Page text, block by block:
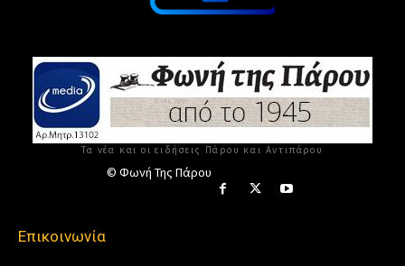
Τα νέα και οι ειδήσεις Πάρου και Αντιπάρου
© Φωνή Της Πάρου
Επικοινωνία